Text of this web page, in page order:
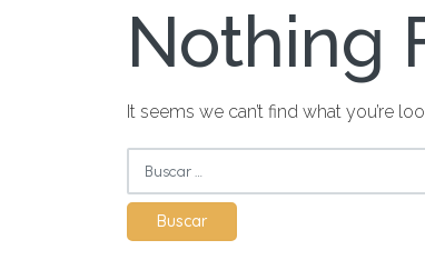
Nothing
It seems we can’t find what you’re
Buscar: